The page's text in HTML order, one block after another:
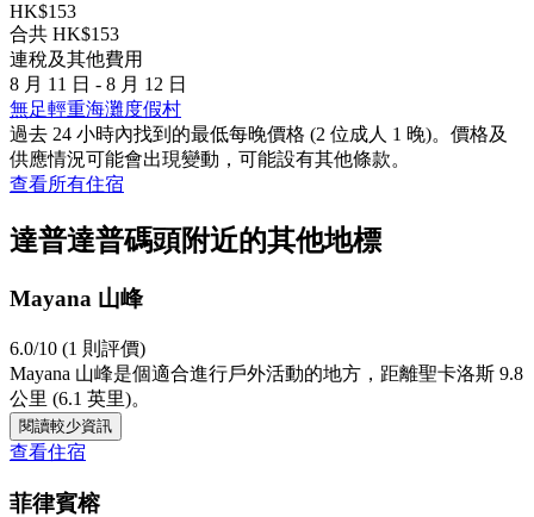
HK$153
合共 HK$153
連稅及其他費用
8 月 11 日 - 8 月 12 日
無足輕重海灘度假村
過去 24 小時內找到的最低每晚價格 (2 位成人 1 晚)。價格及
供應情況可能會出現變動，可能設有其他條款。
查看所有住宿
達普達普碼頭附近的其他地標
Mayana 山峰
6.0/10 (1 則評價)
Mayana 山峰是個適合進行戶外活動的地方，距離聖卡洛斯 9.8
公里 (6.1 英里)。
閱讀較少資訊
查看住宿
菲律賓榕